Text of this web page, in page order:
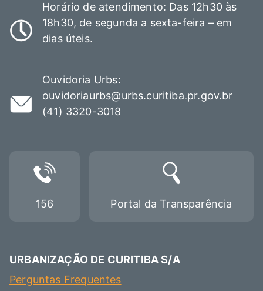
Horário de atendimento: Das 12h30 às
18h30, de segunda a sexta-feira – em
dias úteis.
Ouvidoria Urbs:
ouvidoriaurbs@urbs.curitiba.pr.gov.br
(41) 3320-3018
156 Portal da Transparência
URBANIZAÇÃO DE CURITIBA S/A
Perguntas Frequentes